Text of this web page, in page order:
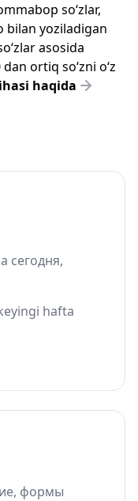
so‘zlar,
bilan yoziladigan
asosida
ortiq so‘zni o‘z
haqida
сегодня,
hafta
формы